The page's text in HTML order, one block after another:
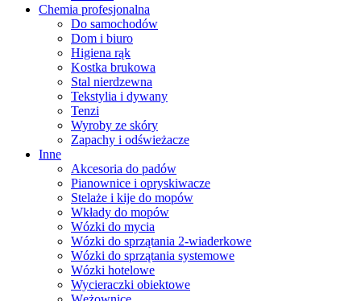
Chemia profesjonalna
Do samochodów
Dom i biuro
Higiena rąk
Kostka brukowa
Stal nierdzewna
Tekstylia i dywany
Tenzi
Wyroby ze skóry
Zapachy i odświeżacze
Inne
Akcesoria do padów
Pianownice i opryskiwacze
Stelaże i kije do mopów
Wkłady do mopów
Wózki do mycia
Wózki do sprzątania 2-wiaderkowe
Wózki do sprzątania systemowe
Wózki hotelowe
Wycieraczki obiektowe